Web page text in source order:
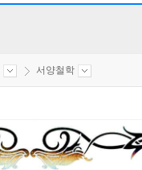
서양철학